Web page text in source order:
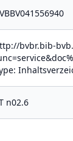
bvbr.bib-
n02.6